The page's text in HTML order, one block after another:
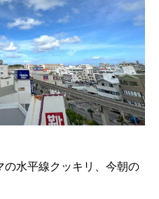
水平線クッキリ、今朝の